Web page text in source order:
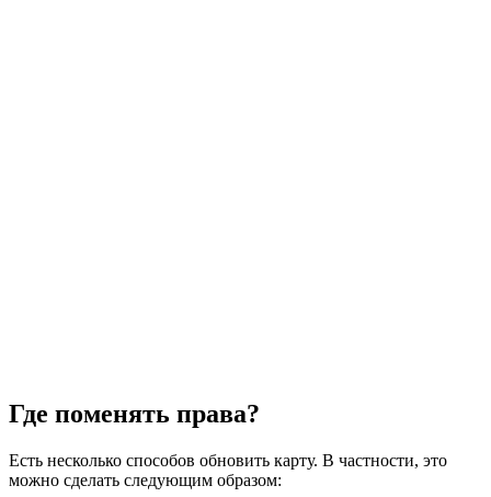
Где поменять права?
Есть несколько способов обновить карту. В частности, это
можно сделать следующим образом: